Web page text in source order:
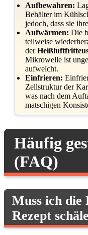
Aufbewahren:
Behälter im
jedoch, dass sie
Aufwärmen: Die
teilweise
der
Mikrowelle ist
aufweicht.
Einfrieren:
Zellstruktur der
was nach dem
matschigen
Häufig
(FAQ)
Muss ich die
Rezept